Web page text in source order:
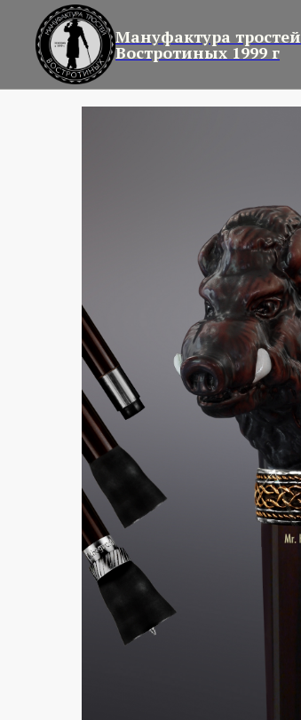
Мануфактура тростей
Востротиных 1999 г